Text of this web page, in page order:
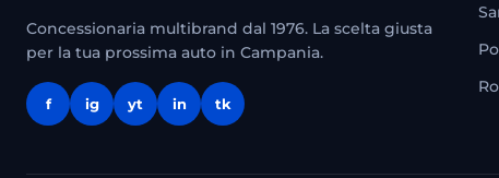
Concessionaria multibrand dal 1976. La scelta giusta
per la tua prossima auto in Campania.
f ig yt in tk